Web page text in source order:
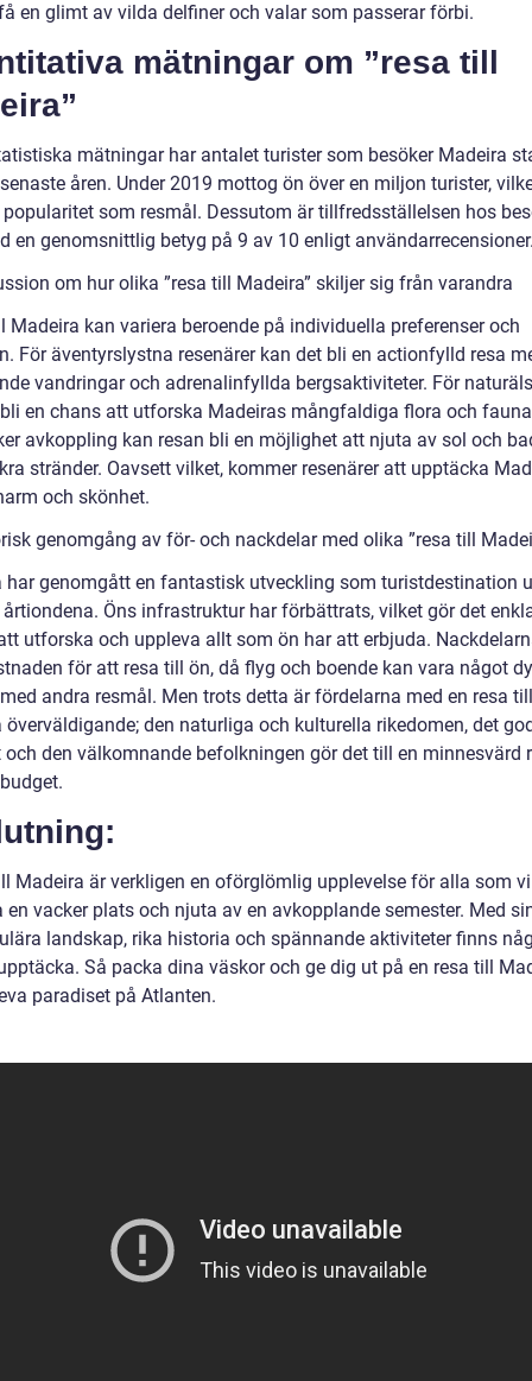
en glimt av vilda delfiner och valar som passerar förbi.
mätningar om ”resa till
mätningar har antalet turister som besöker Madeira
åren. Under 2019 mottog ön över en miljon turister,
som resmål. Dessutom är tillfredsställelsen hos
en genomsnittlig betyg på 9 av 10 enligt
om hur olika ”resa till Madeira” skiljer sig från varandra
Madeira kan variera beroende på individuella preferenser och
För äventyrslystna resenärer kan det bli en actionfylld resa
vandringar och adrenalinfyllda bergsaktiviteter. För
en chans att utforska Madeiras mångfaldiga flora och
avkoppling kan resan bli en möjlighet att njuta av sol och
stränder. Oavsett vilket, kommer resenärer att upptäcka
och skönhet.
genomgång av för- och nackdelar med olika ”resa till
har genomgått en fantastisk utveckling som turistdestination
Öns infrastruktur har förbättrats, vilket gör det
utforska och uppleva allt som ön har att erbjuda.
för att resa till ön, då flyg och boende kan vara något
andra resmål. Men trots detta är fördelarna med en resa till
överväldigande; den naturliga och kulturella rikedomen, det
den välkomnande befolkningen gör det till en minnesvärd
Madeira är verkligen en oförglömlig upplevelse för alla som
en vacker plats och njuta av en avkopplande semester. Med
landskap, rika historia och spännande aktiviteter finns
Så packa dina väskor och ge dig ut på en resa till
paradiset på Atlanten.